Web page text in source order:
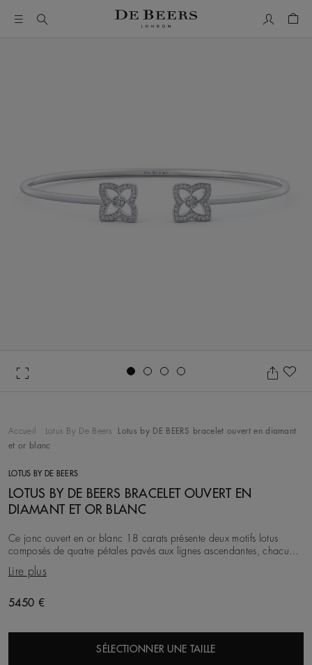
Accueil Lotus By De Beers
Lotus by DE BEERS bracelet ouvert en diamant
et or blanc
LOTUS BY DE BEERS
LOTUS BY DE BEERS BRACELET OUVERT EN
DIAMANT ET OR BLANC
Ce jonc ouvert en or blanc 18 carats présente deux motifs lotus
composés de quatre pétales pavés aux lignes ascendantes, chacun
ancré par un diamant rond taille bril
Lire plus
Original price
5450 €
SÉLECTIONNER UNE TAILLE